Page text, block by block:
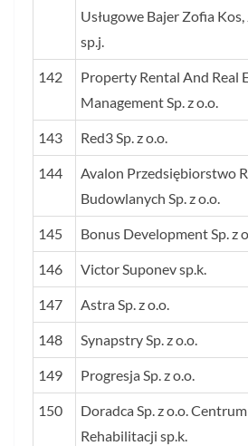
Usługowe Bajer Zofia Kos,
sp.j.
142
Property Rental And Real
Management Sp. z o.o.
143 Red3 Sp. z o.o.
144
Avalon Przedsiębiorstwo
Budowlanych Sp. z o.o.
145 Bonus Development Sp. z
146 Victor Suponev sp.k.
147 Astra Sp. z o.o.
148 Synapstry Sp. z o.o.
149 Progresja Sp. z o.o.
150
Doradca Sp. z o.o.
Rehabilitacji sp.k.